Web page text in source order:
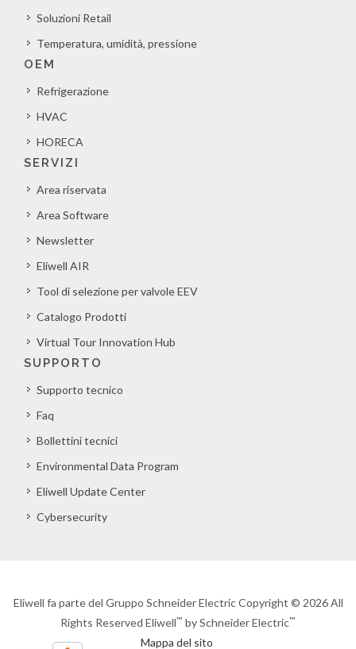
Soluzioni Retail
Temperatura, umidità, pressione
OEM
Refrigerazione
HVAC
HORECA
SERVIZI
Area riservata
Area Software
Newsletter
Eliwell AIR
Tool di selezione per valvole EEV
Catalogo Prodotti
Virtual Tour Innovation Hub
SUPPORTO
Supporto tecnico
Faq
Bollettini tecnici
Environmental Data Program
Eliwell Update Center
Cybersecurity
Eliwell fa parte del Gruppo Schneider Electric Copyright © 2026 All
Rights Reserved Eliwell™ by Schneider Electric™
Mappa del sito